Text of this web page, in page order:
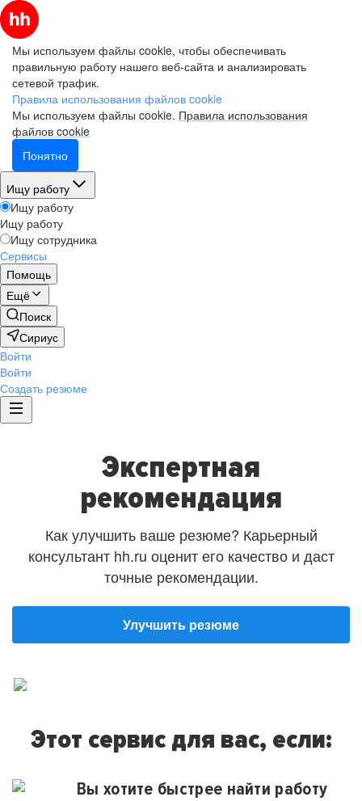
Мы используем файлы cookie, чтобы обеспечивать
правильную работу нашего веб-сайта и анализировать
сетевой трафик.
Правила использования файлов cookie
Мы используем файлы cookie. Правила использования
файлов cookie
Понятно
Ищу работу
Ищу работу
Ищу работу
Ищу сотрудника
Сервисы
Помощь
Ещё
Поиск
Сириус
Войти
Войти
Создать резюме
Экспертная
рекомендация
Как улучшить ваше резюме? Карьерный
консультант hh.ru оценит его качество и даст
точные рекомендации.
Улучшить резюме
Этот сервис для вас, если:
Вы хотите быстрее найти работу